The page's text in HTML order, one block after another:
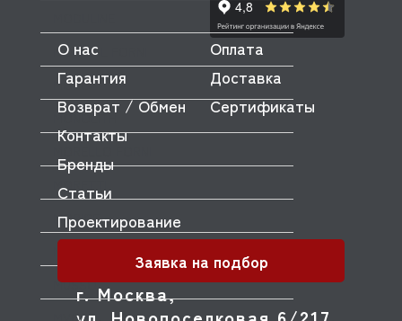
MONDIAL FORNI
MONO
MONOLITH
MORETTI
MORICE
MUSSO
MVQ
г. Москва,
О нас
Оплата
Гарантия
Доставка
Возврат / Обмен
Сертификаты
Контакты
Бренды
Статьи
Проектирование
Заявка на подбор